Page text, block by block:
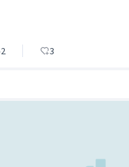
2 3